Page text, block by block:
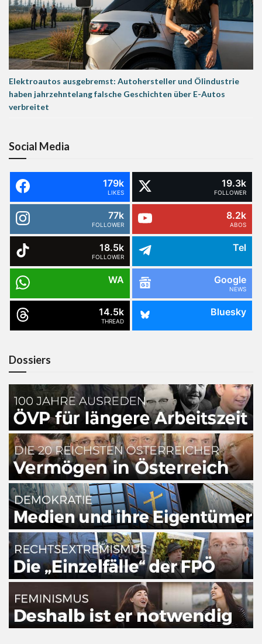
Elektroautos ausgebremst: Autohersteller und Ölindustrie
haben jahrzehntelang falsche Geschichten über E-Autos
verbreitet
Social Media
179k
LIKES
19.3k
FOLLOWER
77k
FOLLOWER
8.2k
ABOS
18.5k
FOLLOWER
Tel
WA Google
NEWS
14.5k
THREAD
Bluesky
Dossiers